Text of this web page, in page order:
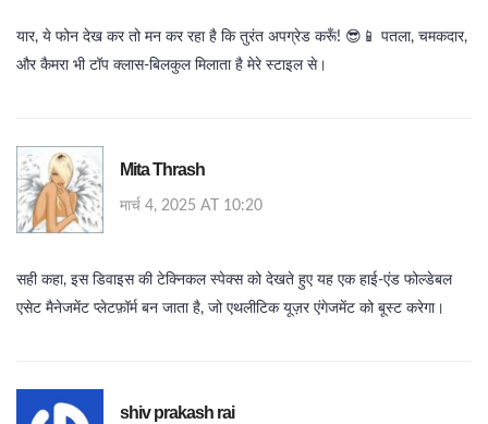
यार, ये फोन देख कर तो मन कर रहा है कि तुरंत अपग्रेड करूँ! 😎📱 पतला, चमकदार,
और कैमरा भी टॉप क्लास-बिलकुल मिलाता है मेरे स्टाइल से।
Mita Thrash
मार्च 4, 2025 AT 10:20
सही कहा, इस डिवाइस की टेक्निकल स्पेक्स को देखते हुए यह एक हाई‑एंड फोल्डेबल
एसेट मैनेजमेंट प्लेटफ़ॉर्म बन जाता है, जो एथलीटिक यूज़र एंगेजमेंट को बूस्ट करेगा।
shiv prakash rai